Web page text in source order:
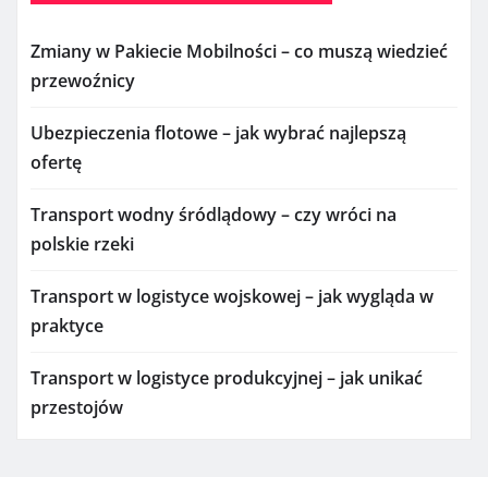
Zmiany w Pakiecie Mobilności – co muszą wiedzieć
przewoźnicy
Ubezpieczenia flotowe – jak wybrać najlepszą
ofertę
Transport wodny śródlądowy – czy wróci na
polskie rzeki
Transport w logistyce wojskowej – jak wygląda w
praktyce
Transport w logistyce produkcyjnej – jak unikać
przestojów